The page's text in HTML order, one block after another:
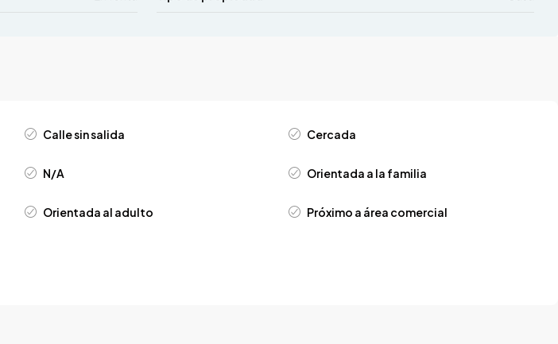
Calle sin salida Cercada
N/A Orientada a la familia
Orientada al adulto Próximo a área comercial